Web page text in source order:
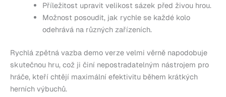
Příležitost upravit velikost sázek před živou hrou.
Možnost posoudit, jak rychle se každé kolo
odehrává na různých zařízeních.
Rychlá zpětná vazba demo verze velmi věrně napodobuje
skutečnou hru, což ji činí nepostradatelným nástrojem pro
hráče, kteří chtějí maximální efektivitu během krátkých
herních výbuchů.